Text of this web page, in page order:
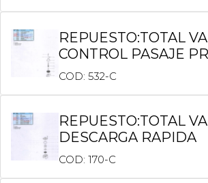
REPUESTO:TOTAL
CONTROL PASAJE
COD: 532-C
REPUESTO:TOTAL
DESCARGA RAPIDA
COD: 170-C